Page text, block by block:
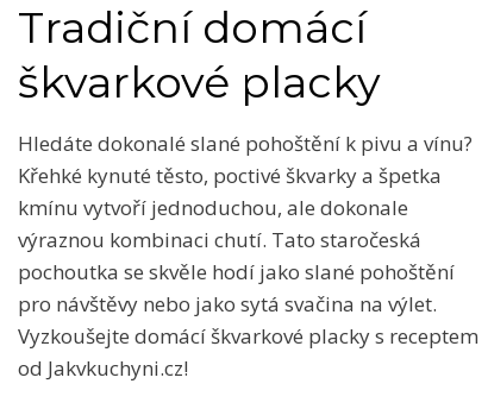
Tradiční domácí
škvarkové placky
Hledáte dokonalé slané pohoštění k pivu a vínu?
Křehké kynuté těsto, poctivé škvarky a špetka
kmínu vytvoří jednoduchou, ale dokonale
výraznou kombinaci chutí. Tato staročeská
pochoutka se skvěle hodí jako slané pohoštění
pro návštěvy nebo jako sytá svačina na výlet.
Vyzkoušejte domácí škvarkové placky s receptem
od Jakvkuchyni.cz!